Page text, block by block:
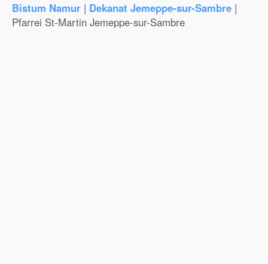
Bistum Namur | Dekanat Jemeppe-sur-Sambre |
Pfarrei St-Martin Jemeppe-sur-Sambre